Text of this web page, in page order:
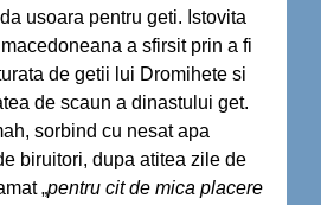
usoara pentru geti. Istovita
a sfirsit prin a fi
de getii lui Dromihete si
de scaun a dinastului get.
sorbind cu nesat apa
biruitori, dupa atitea zile de
„pentru cit de mica placere